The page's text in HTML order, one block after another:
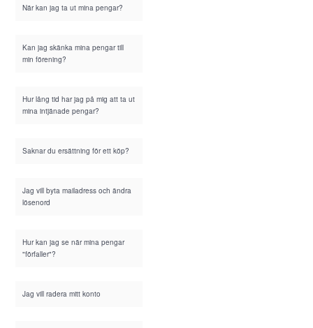
När kan jag ta ut mina pengar?
Kan jag skänka mina pengar till
min förening?
Hur lång tid har jag på mig att ta ut
mina intjänade pengar?
Saknar du ersättning för ett köp?
Jag vill byta mailadress och ändra
lösenord
Hur kan jag se när mina pengar
"förfaller"?
Jag vill radera mitt konto